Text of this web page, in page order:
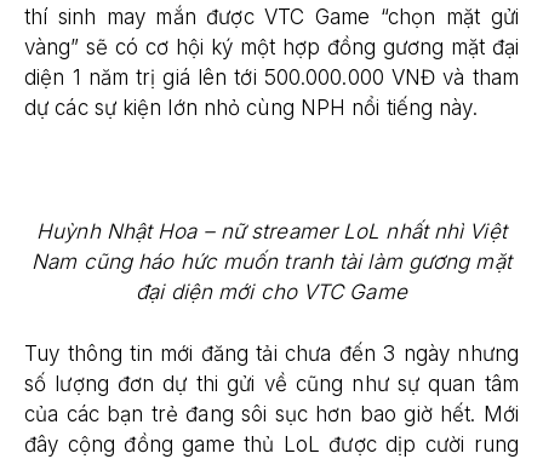
thí sinh may mắn được VTC Game “chọn mặt gửi
vàng” sẽ có cơ hội ký một hợp đồng gương mặt đại
diện 1 năm trị giá lên tới 500.000.000 VNĐ và tham
dự các sự kiện lớn nhỏ cùng NPH nổi tiếng này.
Huỳnh Nhật Hoa – nữ streamer LoL nhất nhì Việt
Nam cũng háo hức muốn tranh tài làm gương mặt
đại diện mới cho VTC Game
Tuy thông tin mới đăng tải chưa đến 3 ngày nhưng
số lượng đơn dự thi gửi về cũng như sự quan tâm
của các bạn trẻ đang sôi sục hơn bao giờ hết. Mới
đây cộng đồng game thủ LoL được dịp cười rung